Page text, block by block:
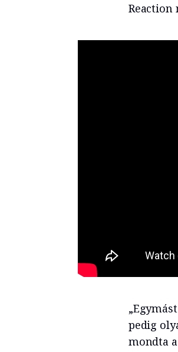
Reaction
pedig
mondta